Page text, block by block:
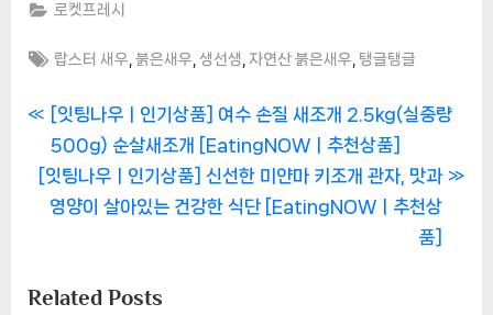
로켓프레시
Tags:
랍스터 새우 ,붉은새우 ,생선생 자연산 붉은새우 탱글탱글
글
탐
색
P
r
e
v
u
[잇팅나우ㅣ인기상품] 여수 손질 새조개 2.5kg(실중량
500g) 순살새조개 [EatingNOWㅣ추천상품]
N
P
[잇팅나우ㅣ인기상품] 신선한 미얀마 키조개 관자, 맛과
영양이 살아있는 건강한 식단 [EatingNOWㅣ추천상
품]
Related Posts